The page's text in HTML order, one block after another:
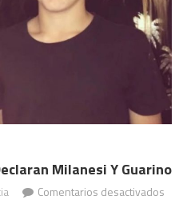
Milanesi Y Guarino
Comentarios desactivados